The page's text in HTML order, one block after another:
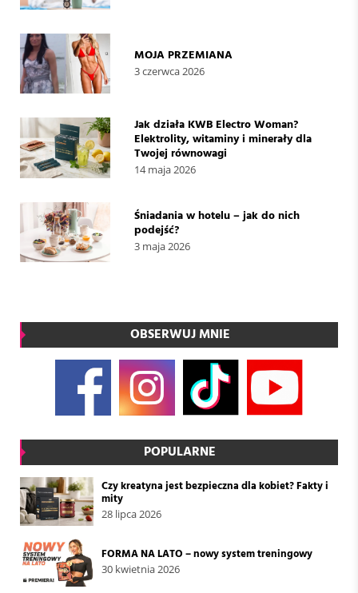
MOJA PRZEMIANA
3 czerwca 2026
Jak działa KWB Electro Woman?
Elektrolity, witaminy i minerały dla
Twojej równowagi
14 maja 2026
Śniadania w hotelu – jak do nich
podejść?
3 maja 2026
OBSERWUJ MNIE
POPULARNE
Czy kreatyna jest bezpieczna dla kobiet? Fakty i
mity
28 lipca 2026
FORMA NA LATO – nowy system treningowy
30 kwietnia 2026